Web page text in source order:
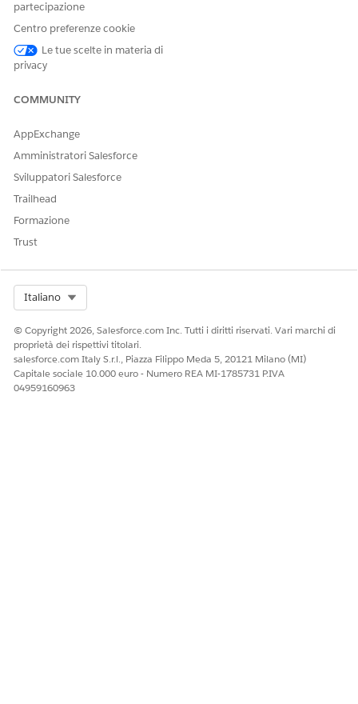
l'instradamento o le approvazioni possono essere gestiti
utilizzando Flow Builder.
Facci sapere, così possiamo migliorare!
partecipazione
Centro preferenze cookie
Le tue scelte in materia di
privacy
COMMUNITY
AppExchange
Amministratori Salesforce
Sviluppatori Salesforce
Trailhead
Formazione
Trust
Italiano
© Copyright 2026, Salesforce.com Inc. Tutti i diritti riservati. Vari marchi di
proprietà dei rispettivi titolari.
salesforce.com Italy S.r.l., Piazza Filippo Meda 5, 20121 Milano (MI)
Capitale sociale 10.000 euro - Numero REA MI-1785731 P.IVA
04959160963